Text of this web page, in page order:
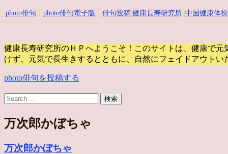
photo俳句 photo俳句電子版 俳句投稿 健康長寿研究所 中国健康体操
健康長寿研究所のＨＰへようこそ！このサイトは、健康で
けず、元気で長生きするとともに、自然にフェイドアウトい
photo俳句を投稿する
万次郎かぼちゃ
万次郎かぼちゃ